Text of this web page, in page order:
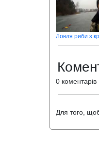
Ловля риби з
0 коментарів
Для того,